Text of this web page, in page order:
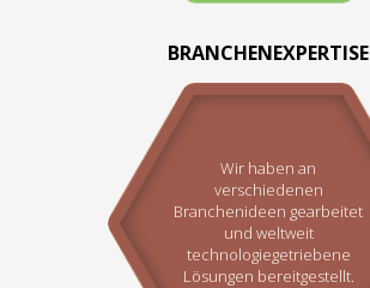
BRANCHENEXPERTISE
Wir haben an
verschiedenen
Branchenideen gearbeitet
und weltweit
technologiegetriebene
Lösungen bereitgestellt.